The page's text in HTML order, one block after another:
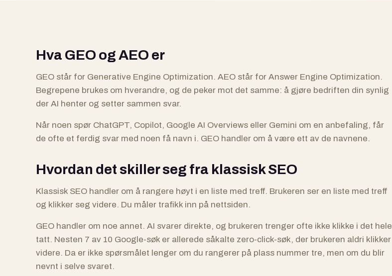
Hva GEO og AEO er
GEO står for Generative Engine Optimization. AEO står for Answer Engine Optimization.
Begrepene brukes om hverandre, og de peker mot det samme: å gjøre bedriften din synlig
der AI henter og setter sammen svar.
Når noen spør ChatGPT, Copilot, Google AI Overviews eller Gemini om en anbefaling, får
de ofte et ferdig svar med noen få navn i. GEO handler om å være ett av de navnene.
Hvordan det skiller seg fra klassisk SEO
Klassisk SEO handler om å rangere høyt i en liste med treff. Brukeren ser en liste med treff
og klikker seg videre. Du måler trafikk inn på nettsiden.
GEO handler om noe annet. AI svarer direkte, og brukeren trenger ofte ikke klikke i det hele
tatt. Nesten 7 av 10 Google-søk er allerede såkalte zero-click-søk, der brukeren aldri klikker
videre. Da er ikke spørsmålet lenger om du rangerer på plass nummer tre, men om du blir
nevnt i selve svaret.